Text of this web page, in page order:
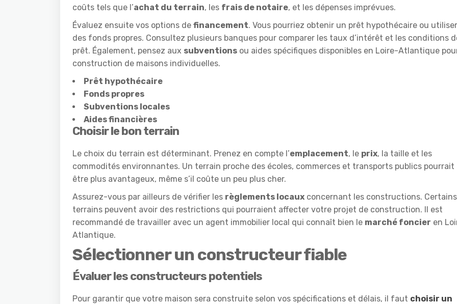
coûts tels que l’achat du terrain, les frais de notaire, et les dépenses imprévues.
Évaluez ensuite vos options de financement. Vous pourriez obtenir un prêt hypothécaire ou utiliser
des fonds propres. Consultez plusieurs banques pour comparer les taux d’intérêt et les conditions
prêt. Également, pensez aux subventions ou aides spécifiques disponibles en Loire-Atlantique
construction de maisons individuelles.
Prêt hypothécaire
Fonds propres
Subventions locales
Aides financières
Choisir le bon terrain
Le choix du terrain est déterminant. Prenez en compte l’emplacement, le prix, la taille et les
commodités environnantes. Un terrain proche des écoles, commerces et transports publics pourrait
être plus avantageux, même s’il coûte un peu plus cher.
Assurez-vous par ailleurs de vérifier les règlements locaux concernant les constructions. Certains
terrains peuvent avoir des restrictions qui pourraient affecter votre projet de construction. Il est
recommandé de travailler avec un agent immobilier local qui connaît bien le marché foncier en
Atlantique.
Sélectionner un constructeur fiable
Évaluer les constructeurs potentiels
Pour garantir que votre maison sera construite selon vos spécifications et délais, il faut choisir un